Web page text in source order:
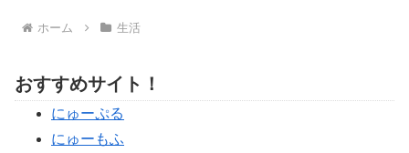
ホーム 生活
おすすめサイト！
にゅーぷる
にゅーもふ